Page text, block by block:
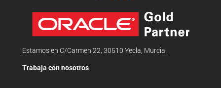
Estamos en C/Carmen 22, 30510 Yecla, Murcia.
Trabaja con nosotros